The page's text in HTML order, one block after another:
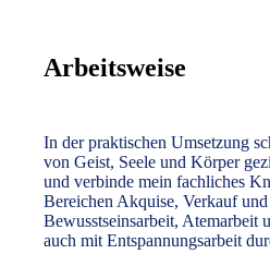
Arbeitsweise
In der praktischen Umsetzung
von Geist, Seele und Körper
und verbinde mein fachliches
Bereichen Akquise, Verkauf
Bewusstseinsarbeit, Atemarbeit
auch mit Entspannungsarbeit